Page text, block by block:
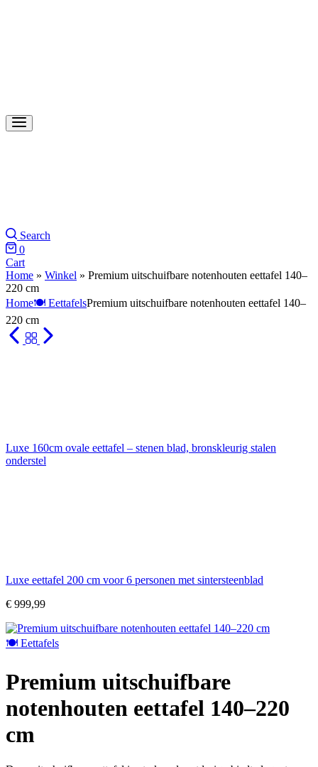
Search
0
Cart
Home » Winkel » Premium uitschuifbare notenhouten eettafel 140–
220 cm
Home🍽️ EettafelsPremium uitschuifbare notenhouten eettafel 140–
220 cm
Luxe 160cm ovale eettafel – stenen blad, bronskleurig stalen
onderstel
Luxe eettafel 200 cm voor 6 personen met sintersteenblad
€ 999,99
🍽️ Eettafels
Premium uitschuifbare
notenhouten eettafel 140–220
cm